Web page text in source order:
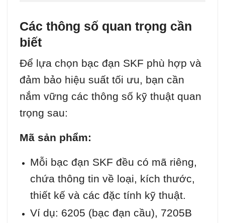
Các thông số quan trọng cần
biết
Để lựa chọn bạc đạn SKF phù hợp và
đảm bảo hiệu suất tối ưu, bạn cần
nắm vững các thông số kỹ thuật quan
trọng sau:
Mã sản phẩm:
Mỗi bạc đạn SKF đều có mã riêng,
chứa thông tin về loại, kích thước,
thiết kế và các đặc tính kỹ thuật.
Ví dụ: 6205 (bạc đạn cầu), 7205B